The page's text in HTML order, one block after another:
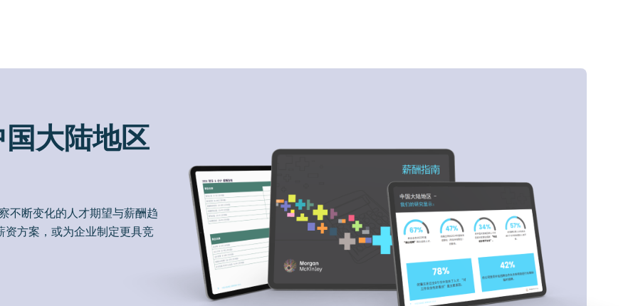
大陆地区
不断变化的人才期望与薪酬趋
方案，或为企业制定更具竞